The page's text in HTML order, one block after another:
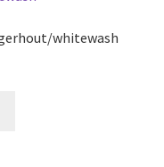
whitewash